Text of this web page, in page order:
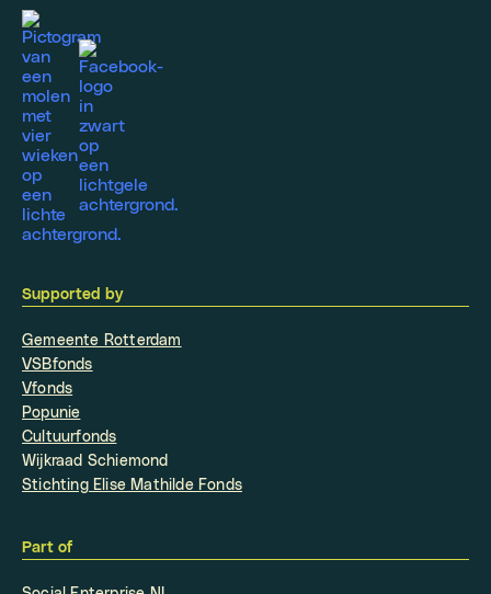
Supported by
Gemeente Rotterdam
VSBfonds
Vfonds
Popunie
Cultuurfonds
Wijkraad Schiemond
Stichting Elise Mathilde Fonds
Part of